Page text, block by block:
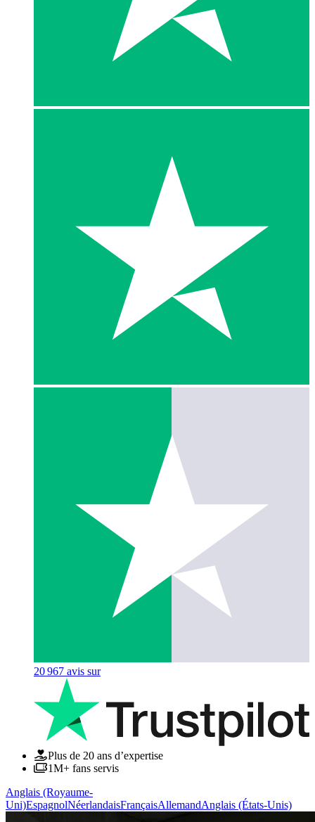
20 967 avis sur
Plus de 20 ans d’expertise
1M+ fans servis
Anglais (Royaume-
Uni)EspagnolNéerlandaisFrançaisAllemandAnglais (États-Unis)